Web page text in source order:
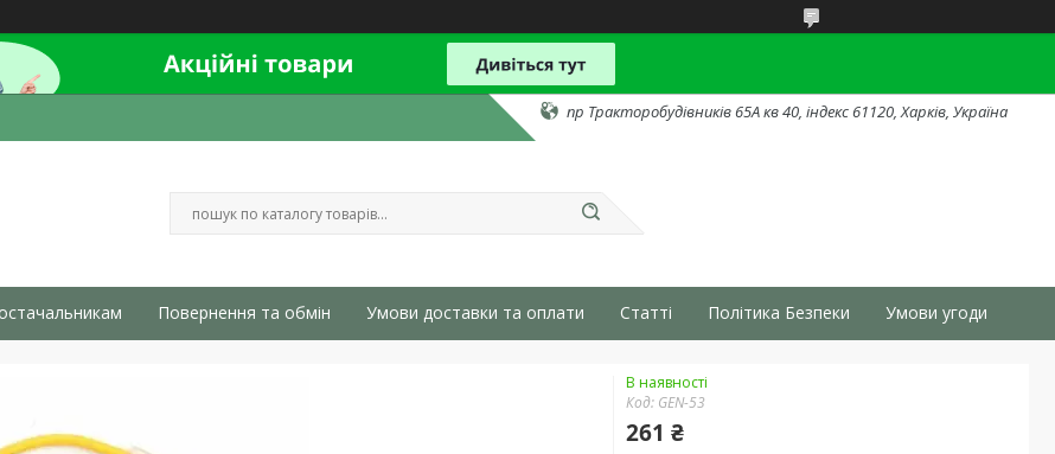
пр Тракторобудівників 65А кв 40, індекс 61120, Харків, Україна
Повернення та обмін Умови доставки та оплати Статті Політика Безпеки Умови угоди
В наявності
Код: GEN-53
261 ₴